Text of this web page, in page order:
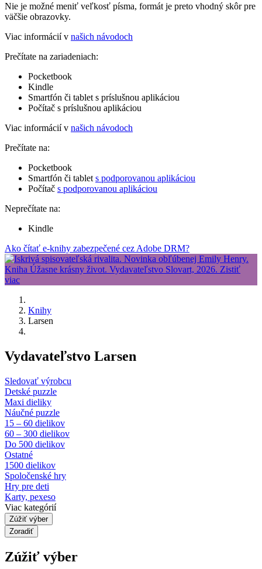
Nie je možné meniť veľkosť písma, formát je preto vhodný skôr pre
väčšie obrazovky.
Viac informácií v našich návodoch
Prečítate na zariadeniach:
Pocketbook
Kindle
Smartfón či tablet s príslušnou aplikáciou
Počítač s príslušnou aplikáciou
Viac informácií v našich návodoch
Prečítate na:
Pocketbook
Smartfón či tablet s podporovanou aplikáciou
Počítač s podporovanou aplikáciou
Neprečítate na:
Kindle
Ako čítať e-knihy zabezpečené cez Adobe DRM?
Knihy
Larsen
Vydavateľstvo Larsen
Sledovať výrobcu
Detské puzzle
Maxi dieliky
Náučné puzzle
15 – 60 dielikov
60 – 300 dielikov
Do 500 dielikov
Ostatné
1500 dielikov
Spoločenské hry
Hry pre deti
Karty, pexeso
Viac kategórií
Zúžiť výber
Zoradiť
Zúžiť výber